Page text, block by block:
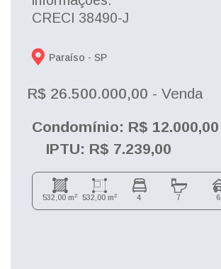
CRECI 38490-J
Paraíso - SP
R$ 26.500.000,00 - Venda
Condomínio: R$ 12.000,00
IPTU: R$ 7.239,00
532,00 m2 532,00 m2 4 7 6